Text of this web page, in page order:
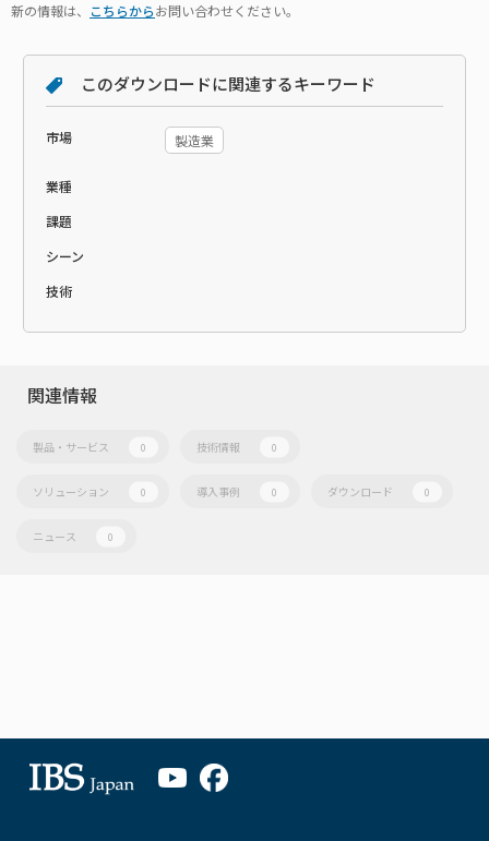
新の情報は、
こちらからお問い合わせください。
このダウンロードに関連するキーワード
市場 製造業
業種
課題
シーン
技術
関連情報
製品・サービス 0 技術情報 0
ソリューション 0 導入事例 0 ダウンロード 0
ニュース 0